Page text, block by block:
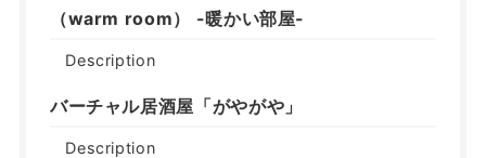
（warm room） -暖かい部屋-
Description
バーチャル居酒屋「がやがや」
Description